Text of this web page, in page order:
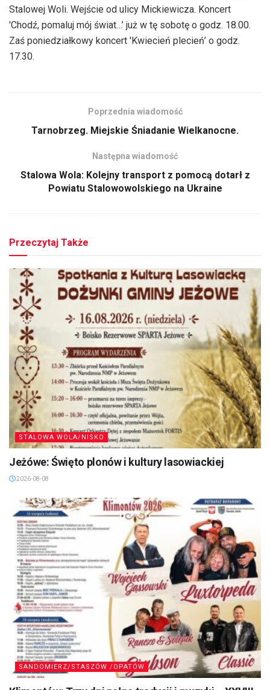
Stalowej Woli. Wejście od ulicy Mickiewicza. Koncert
'Chodź, pomaluj mój świat…’ już w tę sobotę o godz. 18.00.
Zaś poniedziałkowy koncert 'Kwiecień plecień’ o godz.
17.30.
Poprzednia wiadomość
Tarnobrzeg. Miejskie Śniadanie Wielkanocne.
Następna wiadomość
Stalowa Wola: Kolejny transport z pomocą dotarł z
Powiatu Stalowowolskiego na Ukraine
Przeczytaj Także
STALOWA WOLA/NISKO
Jeżówe: Święto plonów i kultury lasowiackiej
2026-08-08
SANDOMIERZ/STASZÓW /OPATÓW